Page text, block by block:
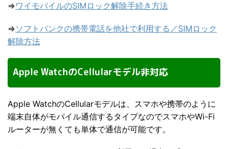
⇒ワイモバイルのSIMロック解除手続き方法
⇒ソフトバンクの携帯電話を他社で利用する／SIMロック
解除方法
Apple WatchのCellularモデル非対応
Apple WatchのCellularモデルは、スマホや携帯のように
端末自体がモバイル通信するタイプなのでスマホやWi-Fi
ルーターが無くても単体で通信が可能です。